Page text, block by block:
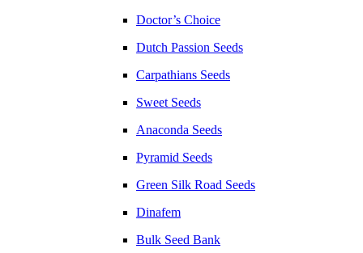
Doctor’s Choice
Dutch Passion Seeds
Carpathians Seeds
Sweet Seeds
Anaconda Seeds
Pyramid Seeds
Green Silk Road Seeds
Dinafem
Bulk Seed Bank